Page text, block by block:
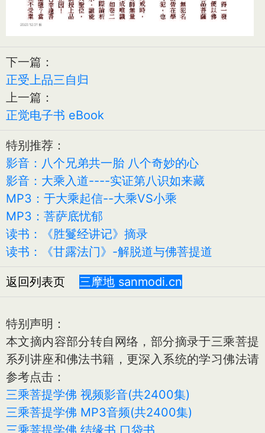
下一篇：
正受上品三自归
上一篇：
正觉电子书 eBook
特别推荐：
影音：八个兄弟共一胎 八个奇妙的心
影音：大乘入道----实证第八识如来藏
MP3：于大乘起信--大乘VS小乘
MP3：菩萨底忧郁
读书：《胜鬘经讲记》摘录
读书：《甘露法门》-解脱道与佛菩提道
返回列表页 三摩地 sanmodi.cn
特别声明：
本文摘内容部分转自网络，部分摘录于三乘菩提
系列讲座和佛法书籍，更深入系统的学习佛法请
参考点击：
三乘菩提学佛 视频影音(共2400集)
三乘菩提学佛 MP3音频(共2400集)
三乘菩提学佛 结缘书 口袋书